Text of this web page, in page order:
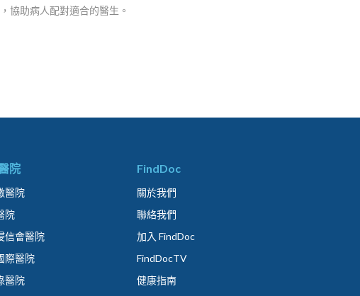
，協助病人配對適合的醫生。
院
醫院
院
信會醫院
際醫院
醫院
FindDoc
關於我們
聯絡我們
加入 FindDoc
FindDocTV
健康指南